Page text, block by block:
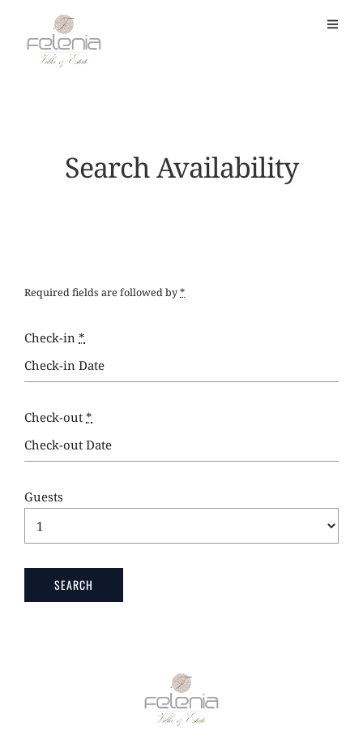
Search Availability
Required fields are followed by*
Check-in *
Check-out *
Guests